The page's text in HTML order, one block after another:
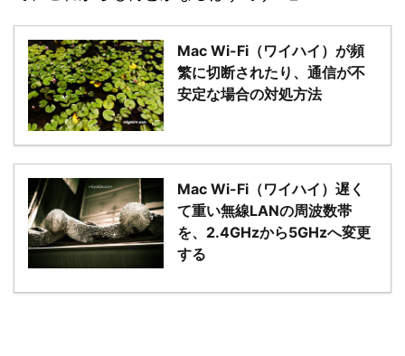
Mac Wi-Fi（ワイハイ）が頻
繁に切断されたり、通信が不
安定な場合の対処方法
Mac Wi-Fi（ワイハイ）遅く
て重い無線LANの周波数帯
を、2.4GHzから5GHzへ変更
する